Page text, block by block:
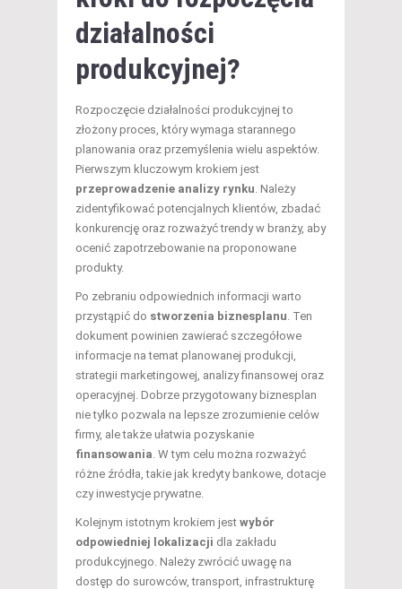
działalności
produkcyjnej?
Rozpoczęcie działalności produkcyjnej to
złożony proces, który wymaga starannego
planowania oraz przemyślenia wielu aspektów.
Pierwszym kluczowym krokiem jest
przeprowadzenie analizy rynku . Należy
zidentyfikować potencjalnych klientów, zbadać
konkurencję oraz rozważyć trendy w branży, aby
ocenić zapotrzebowanie na proponowane
produkty.
Po zebraniu odpowiednich informacji warto
przystąpić do stworzenia biznesplanu . Ten
dokument powinien zawierać szczegółowe
informacje na temat planowanej produkcji,
strategii marketingowej, analizy finansowej oraz
operacyjnej. Dobrze przygotowany biznesplan
nie tylko pozwala na lepsze zrozumienie celów
firmy, ale także ułatwia pozyskanie
finansowania . W tym celu można rozważyć
różne źródła, takie jak kredyty bankowe, dotacje
czy inwestycje prywatne.
Kolejnym istotnym krokiem jest wybór
odpowiedniej lokalizacji dla zakładu
produkcyjnego. Należy zwrócić uwagę na
dostęp do surowców, transport, infrastrukturę